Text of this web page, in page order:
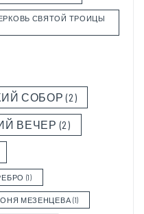
СВЯТОЙ ТРОИЦЫ
СОБОР (2)
ВЕЧЕР (2)
(1)
МЕЗЕНЦЕВА (1)